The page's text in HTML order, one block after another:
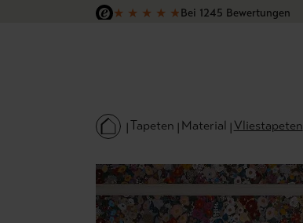
Hauptinhalt springen
Zur Suche springen
Zur Hauptnavigation springen
★ ★ ★ ★ ★Bei 1245 Bewertungen
Tapeten Material Vliestapeten